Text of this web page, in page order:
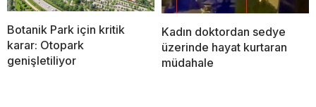
Botanik Park için kritik
karar: Otopark
genişletiliyor
Kadın doktordan sedye
üzerinde hayat kurtaran
müdahale